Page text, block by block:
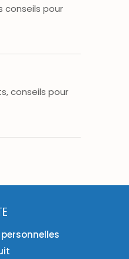
conseils pour
conseils pour